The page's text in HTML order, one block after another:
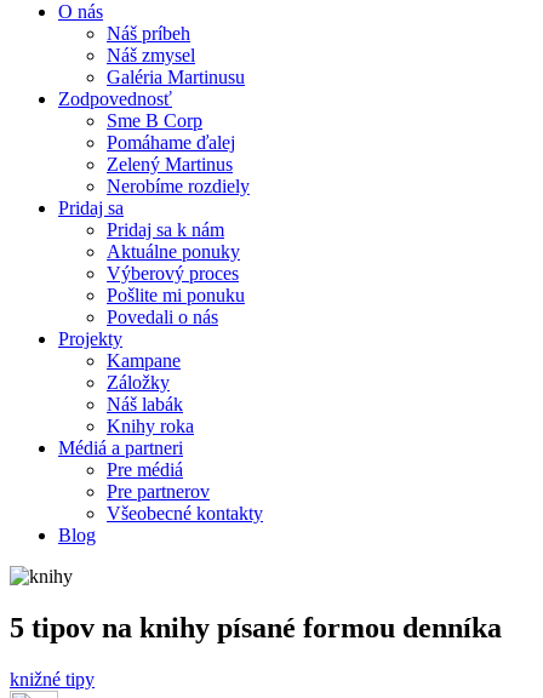
O nás
Náš príbeh
Náš zmysel
Galéria Martinusu
Zodpovednosť
Sme B Corp
Pomáhame ďalej
Zelený Martinus
Nerobíme rozdiely
Pridaj sa
Pridaj sa k nám
Aktuálne ponuky
Výberový proces
Pošlite mi ponuku
Povedali o nás
Projekty
Kampane
Záložky
Náš labák
Knihy roka
Médiá a partneri
Pre médiá
Pre partnerov
Všeobecné kontakty
Blog
5 tipov na knihy písané formou denníka
knižné tipy